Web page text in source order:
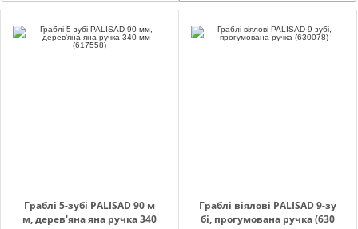
Доставка
Граблі 5-зубі PALISAD 90 м
м, дерев'яна яна ручка 340
Граблі віялові PALISAD 9-зу
бі, прогумована ручка (630